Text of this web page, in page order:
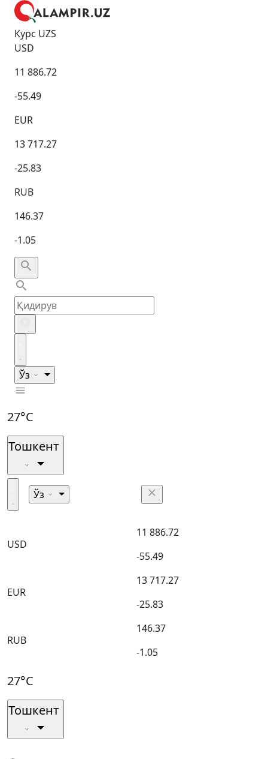
Курс UZS
USD
11 886.72
-55.49
EUR
13 717.27
-25.83
RUB
146.37
-1.05
Ўз
27°C
Тошкент
Ўз
USD
11 886.72
-55.49
EUR
13 717.27
-25.83
RUB
146.37
-1.05
27°C
Тошкент